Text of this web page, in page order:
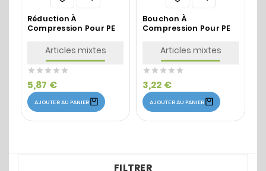
Réduction À
Compression Pour PE
Articles mixtes
    
5,87 €
AJOUTER AU PANIER
Bouchon À
Compression Pour PE
Articles mixtes
    
3,22 €
AJOUTER AU PANIER
FILTRER